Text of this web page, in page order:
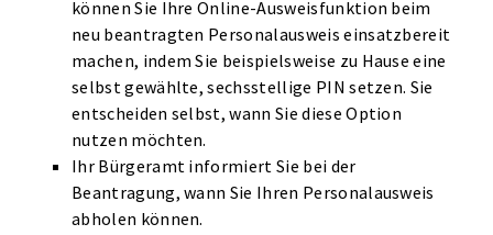
können Sie Ihre Online-Ausweisfunktion beim
neu beantragten Personalausweis einsatzbereit
machen, indem Sie beispielsweise zu Hause eine
selbst gewählte, sechsstellige PIN setzen. Sie
entscheiden selbst, wann Sie diese Option
nutzen möchten.
Ihr Bürgeramt informiert Sie bei der
Beantragung, wann Sie Ihren Personalausweis
abholen können.